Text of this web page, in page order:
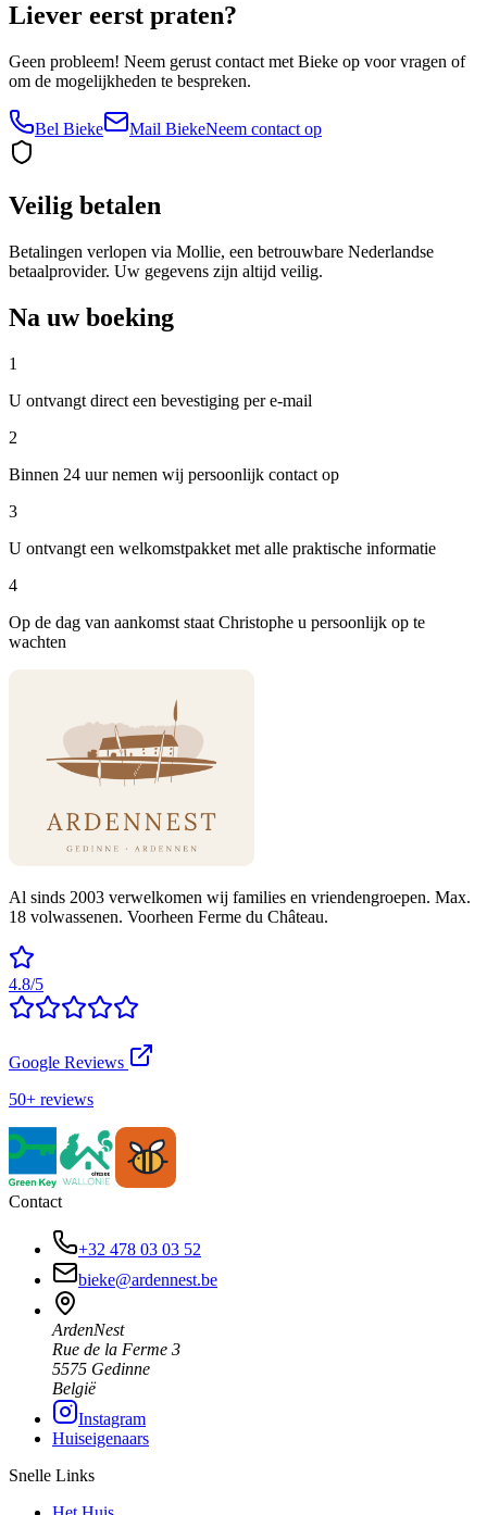
Liever eerst praten?
Geen probleem! Neem gerust contact met Bieke op voor vragen of
om de mogelijkheden te bespreken.
Bel Bieke Mail BiekeNeem contact op
Veilig betalen
Betalingen verlopen via Mollie, een betrouwbare Nederlandse
betaalprovider. Uw gegevens zijn altijd veilig.
Na uw boeking
1
U ontvangt direct een bevestiging per e-mail
2
Binnen 24 uur nemen wij persoonlijk contact op
3
U ontvangt een welkomstpakket met alle praktische informatie
4
Op de dag van aankomst staat Christophe u persoonlijk op te
wachten
Al sinds 2003 verwelkomen wij families en vriendengroepen. Max.
18 volwassenen. Voorheen Ferme du Château.
4.8/5
Google Reviews
50+ reviews
Contact
+32 478 03 03 52
bieke@ardennest.be
ArdenNest
Rue de la Ferme 3
5575 Gedinne
België
Instagram
Huiseigenaars
Snelle Links